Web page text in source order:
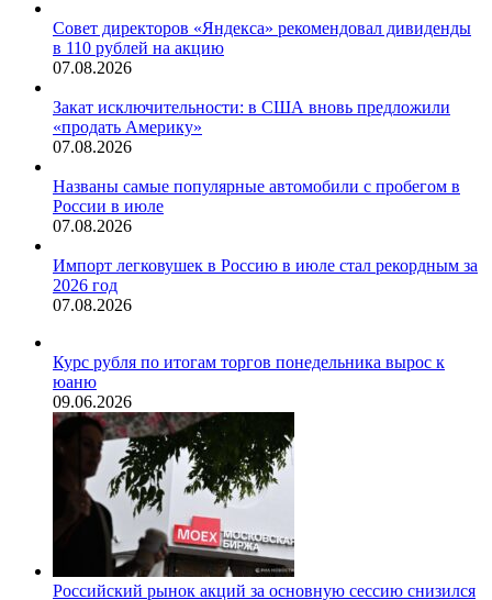
Совет директоров «Яндекса» рекомендовал дивиденды
в 110 рублей на акцию
07.08.2026
Закат исключительности: в США вновь предложили
«продать Америку»
07.08.2026
Названы самые популярные автомобили с пробегом в
России в июле
07.08.2026
Импорт легковушек в Россию в июле стал рекордным за
2026 год
07.08.2026
Курс рубля по итогам торгов понедельника вырос к
юаню
09.06.2026
Российский рынок акций за основную сессию снизился